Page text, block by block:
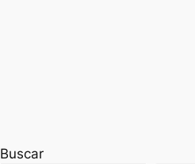
Buscar